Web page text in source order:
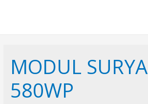
MODUL SURYA
580WP